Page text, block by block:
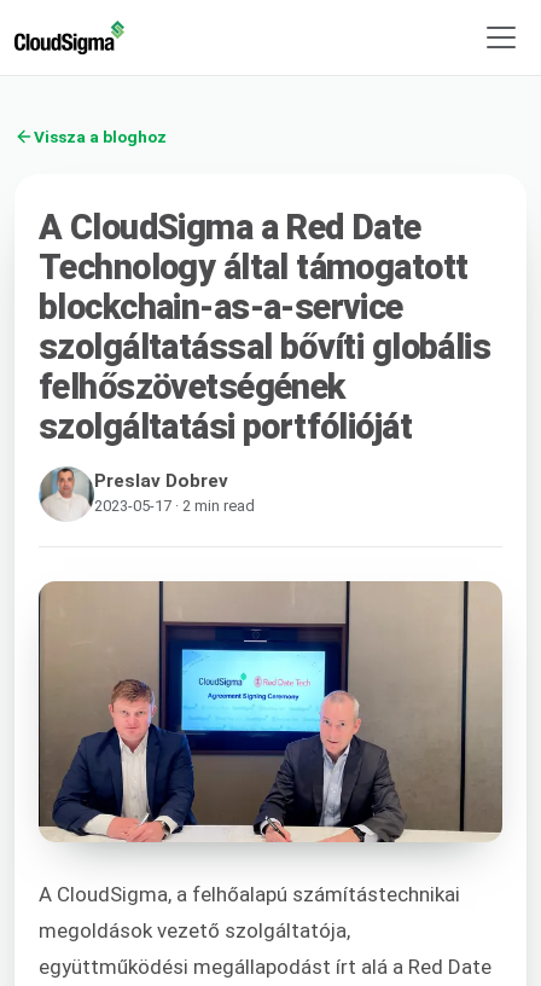
Vissza a bloghoz
A CloudSigma a Red Date
Technology által támogatott
blockchain-as-a-service
szolgáltatással bővíti globális
felhőszövetségének
szolgáltatási portfólióját
Preslav Dobrev
2023-05-17 · 2 min read
A CloudSigma, a felhőalapú számítástechnikai
megoldások vezető szolgáltatója,
együttműködési megállapodást írt alá a Red Date